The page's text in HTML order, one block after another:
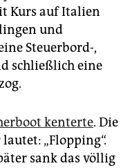
Kurs auf Italien
und
Steuerbord-,
schließlich eine
kenterte. Die
„Flopping“.
sank das völlig